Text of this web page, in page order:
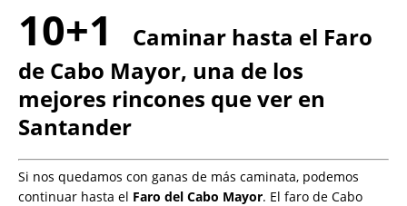
10+1
Caminar hasta el Faro
de Cabo Mayor, una de los
mejores rincones que ver en
Santander
Si nos quedamos con ganas de más caminata, podemos
continuar hasta el Faro del Cabo Mayor. El faro de Cabo